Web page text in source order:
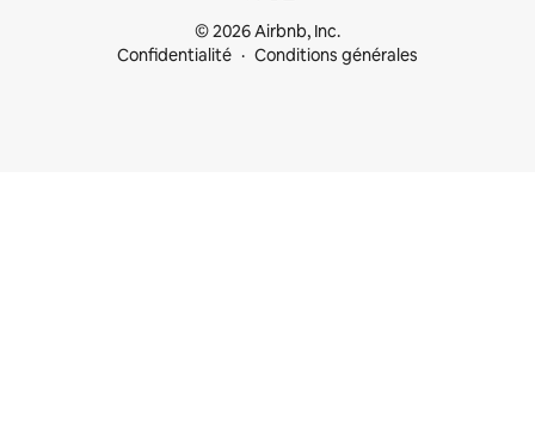
© 2026 Airbnb, Inc.
Confidentialité
Conditions générales